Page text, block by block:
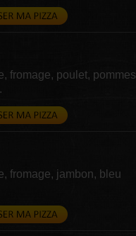
fromage, poulet, pommes
fromage, jambon, bleu